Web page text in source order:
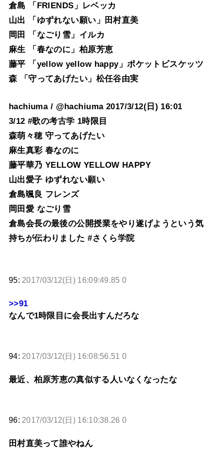
倉島 「FRIENDS」レベッカ
山出 「ゆずれない願い」田村直美
岡田 「なごり雪」イルカ
麻生 「春なのに」柏原芳恵
藤平 「yellow yellow happy」ポケットビスケッツ
森 「守ってあげたい」松任谷由実
hachiuma / @hachiuma 2017/3/12(日) 16:01
3/12 #歌の考古学 1時限目
森萌々穂 守ってあげたい
麻生真彩 春なのに
藤平華乃 YELLOW YELLOW HAPPY
山出愛子 ゆずれない願い
倉島颯良 フレンズ
岡田愛 なごり雪
倉島会長の最後の公開授業をやり遂げようという気
持ちが伝わりました #さくら学院
95: 2017/03/12(日) 16:09:49.85 0
>>91
なんで1時限目に会長出すんだろな
94: 2017/03/12(日) 16:08:56.51 0
最近、柏原芳恵の真似する人いなくなったな
96: 2017/03/12(日) 16:10:38.26 0
田村直美って誰やねん